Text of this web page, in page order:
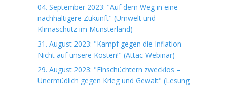
04. September 2023: "Auf dem Weg in eine
nachhaltigere Zukunft" (Umwelt und
Klimaschutz im Münsterland)
31. August 2023: "Kampf gegen die Inflation –
Nicht auf unsere Kosten!" (Attac-Webinar)
29. August 2023: "Einschüchtern zwecklos –
Unermüdlich gegen Krieg und Gewalt" (Lesung